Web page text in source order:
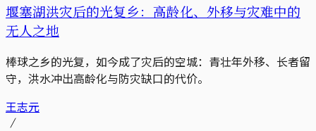
堰塞湖洪灾后的光复乡：高龄化、外移与灾难中的
无人之地
棒球之乡的光复，如今成了灾后的空城：青壮年外移、长者留
守，洪水冲出高龄化与防灾缺口的代价。
王志元